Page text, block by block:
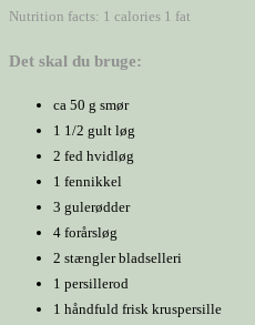
Nutrition facts: 1 calories 1 fat
Det skal du bruge:
ca 50 g smør
1 1/2 gult løg
2 fed hvidløg
1 fennikkel
3 gulerødder
4 forårsløg
2 stængler bladselleri
1 persillerod
1 håndfuld frisk kruspersille